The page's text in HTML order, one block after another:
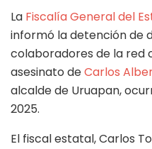
La Fiscalía General del
informó la detención de
colaboradores de la red
asesinato deCarlos
alcalde de Uruapan,
2025.
El fiscal estatal, Carlos